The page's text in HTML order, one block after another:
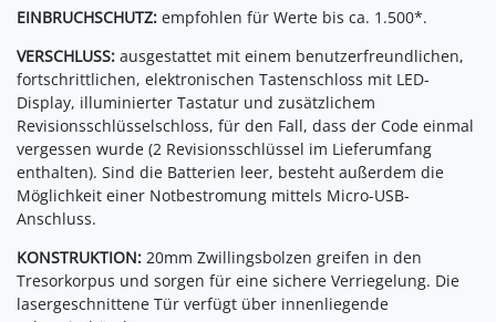
EINBRUCHSCHUTZ: empfohlen für Werte bis ca. 1.500*.
VERSCHLUSS: ausgestattet mit einem benutzerfreundlichen,
fortschrittlichen, elektronischen Tastenschloss mit LED-
Display, illuminierter Tastatur und zusätzlichem
Revisionsschlüsselschloss, für den Fall, dass der Code einmal
vergessen wurde (2 Revisionsschlüssel im Lieferumfang
enthalten). Sind die Batterien leer, besteht außerdem die
Möglichkeit einer Notbestromung mittels Micro-USB-
Anschluss.
KONSTRUKTION: 20mm Zwillingsbolzen greifen in den
Tresorkorpus und sorgen für eine sichere Verriegelung. Die
lasergeschnittene Tür verfügt über innenliegende